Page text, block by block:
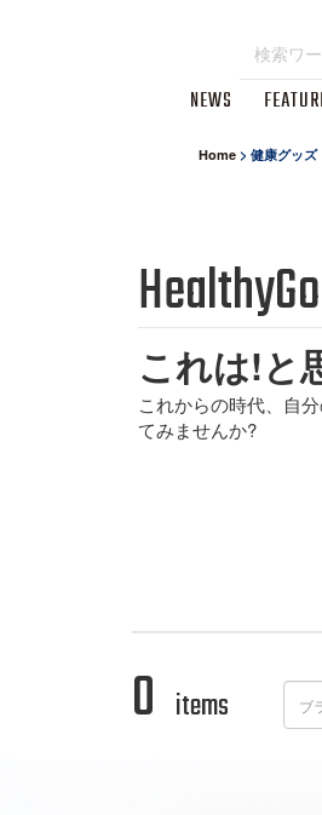
NEWS
Home > 健康グッズ
これは!と
これからの時代、自
てみませんか?
0 items